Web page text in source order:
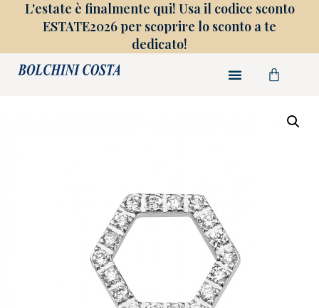
L'estate è finalmente qui! Usa il codice sconto
ESTATE2026 per scoprire lo sconto a te
dedicato!